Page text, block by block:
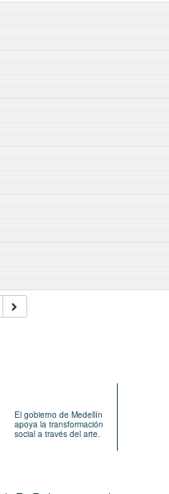
El gobierno de Medellín
apoya la transformación
social a través del arte.